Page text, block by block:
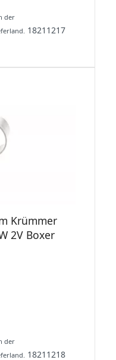
der
18211217
Krümmer
2V Boxer
der
18211218